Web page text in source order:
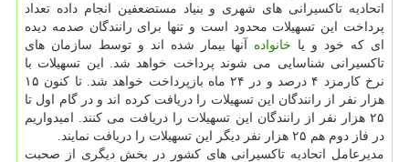
اتحادیه تاکسیرانی های شهری و بنیاد مستضعفین انجام داده تعداد
پرداخت این تسهیلات محدود است و تنها برای رانندگان صدمه دیده
ای که خود و یا خانواده آنها بیمار شده اند و توسط سازمان های
تاکسیرانی شناسایی می شوند پرداخت خواهد شد. این تسهیلات با
نرخ کارمزد ۴ درصد و در ۲۴ ماه بازپرداخت خواهد شد. تا کنون ۱۵
هزار نفر از رانندگان این تسهیلات را دریافت کرده اند و در گام اول تا
۲۵ هزار نفر از رانندگان این تسهیلات را دریافت می کنند. امیدواریم
در فاز دوم هم ۲۵ هزار نفر دیگر این تسهیلات را دریافت نمایند.
مدیرعامل اتحادیه تاکسیرانی های کشور در بخش دیگری از صحبت